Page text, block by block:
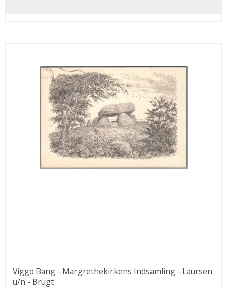
Viggo Bang - Margrethekirkens Indsamling - Laursen
u/n - Brugt